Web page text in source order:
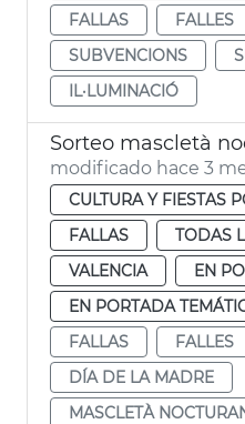
FALLAS
FALLES
SUBVENCIONS
IL·LUMINACIÓ
modificado hace 3
CULTURA Y FIESTAS
FALLAS
TODAS
VALENCIA
EN
EN PORTADA
FALLAS
FALLES
DÍA DE LA MADRE
MASCLETÀ